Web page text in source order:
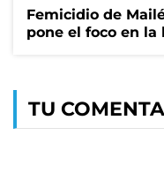
Femicidio de
pone el foco en la
TU